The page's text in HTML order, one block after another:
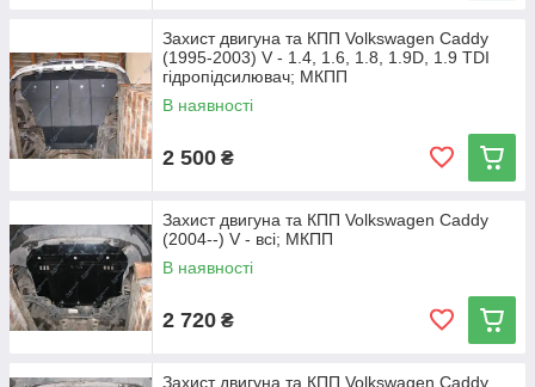
Захист двигуна та КПП Volkswagen Caddy
(1995-2003) V - 1.4, 1.6, 1.8, 1.9D, 1.9 TDI
гідропідсилювач; МКПП
В наявності
2 500 ₴
Захист двигуна та КПП Volkswagen Caddy
(2004--) V - всі; МКПП
В наявності
2 720 ₴
Захист двигуна та КПП Volkswagen Caddy